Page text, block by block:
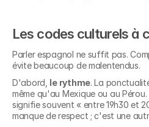
Les codes culturels à
Parler espagnol ne suffit pas.
évite beaucoup de malentendus.
D'abord, le rythme. La
même qu'au Mexique ou au
signifie souvent « entre 19h30 et
manque de respect ; c'est une